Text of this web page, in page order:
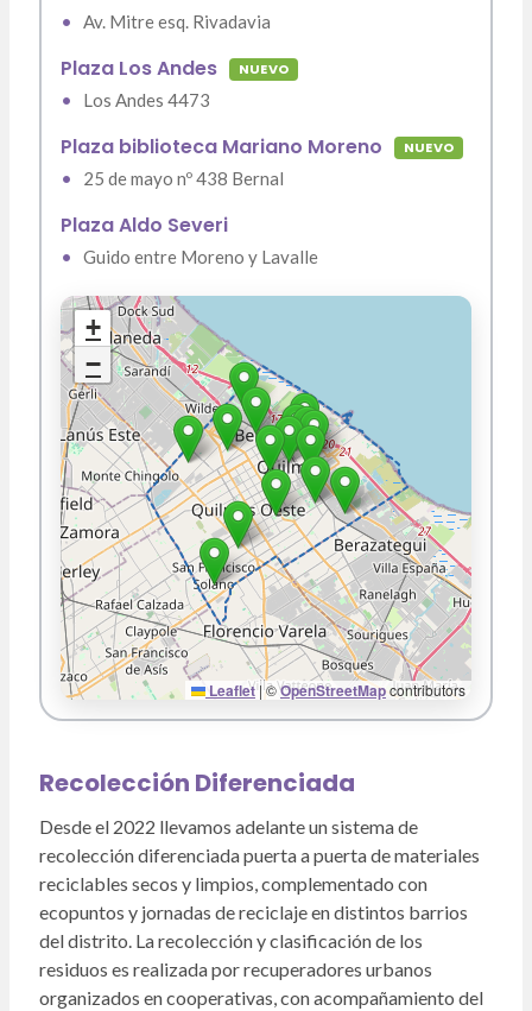
• Av. Mitre esq. Rivadavia
Plaza Los Andes NUEVO
• Los Andes 4473
Plaza biblioteca Mariano Moreno NUEVO
• 25 de mayo nº 438 Bernal
Plaza Aldo Severi
• Guido entre Moreno y Lavalle
+
−
Leaflet |©OpenStreetMapcontributors
Recolección Diferenciada
Desde el 2022 llevamos adelante un sistema de
recolección diferenciada puerta a puerta de materiales
reciclables secos y limpios, complementado con
ecopuntos y jornadas de reciclaje en distintos barrios
del distrito. La recolección y clasificación de los
residuos es realizada por recuperadores urbanos
organizados en cooperativas, con acompañamiento del